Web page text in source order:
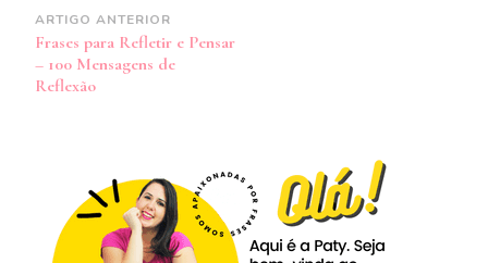
Navegação
de
post
ARTIGO ANTERIOR
Frases para Refletir e Pensar
– 100 Mensagens de
Reflexão